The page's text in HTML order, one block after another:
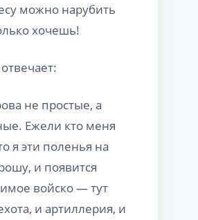
можно нарубить
хочешь!
не простые, а
Ежели кто меня
я эти поленья на
и появится
войско — тут
и артиллерия, и